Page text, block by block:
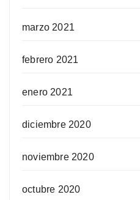
marzo 2021
febrero 2021
enero 2021
diciembre 2020
noviembre 2020
octubre 2020